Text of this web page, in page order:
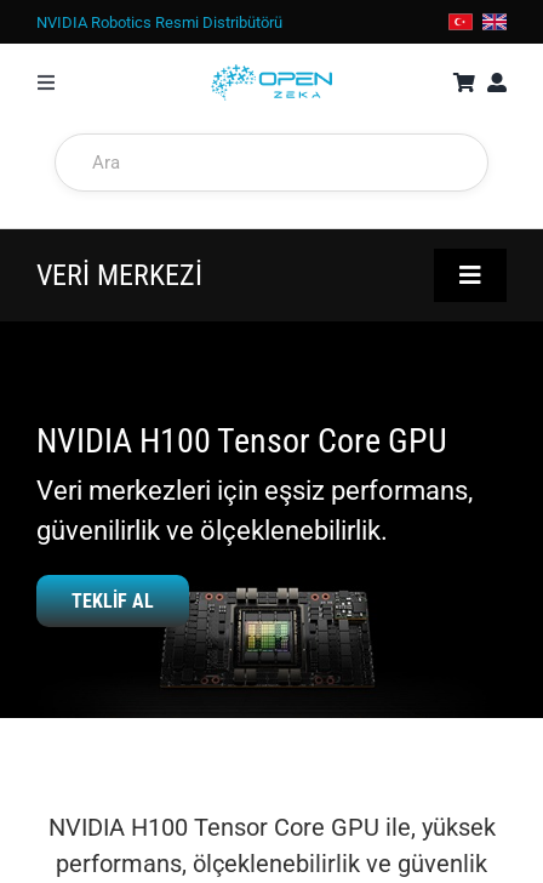
İçeriğe
geç
NVIDIA Robotics Resmi Distribütörü
Toggle
MAĞAZA
EKRAN KARTLARI
SUNUCULAR
KURUMSAL
VERİ MERKEZİ
Toggle
GPU
NVIDIA H100 Tensor Core GPU
Veri merkezleri için eşsiz performans,
güvenilirlik ve ölçeklenebilirlik.
TEKLIF AL
NVIDIA H100 Tensor Core GPU ile, yüksek
performans, ölçeklenebilirlik ve güvenlik